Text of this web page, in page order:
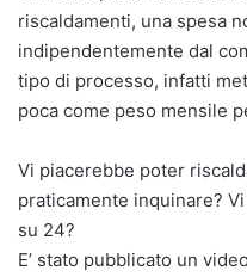
riscaldamenti, una spesa
indipendentemente dal
tipo di processo, infatti
poca come peso mensile
Vi piacerebbe poter
praticamente inquinare?
su 24?
E’ stato pubblicato un